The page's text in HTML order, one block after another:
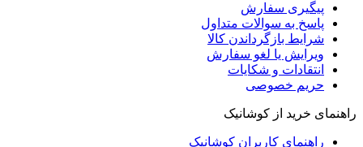
پیگیری سفارش
پاسخ به سوالات متداول
شرایط بازگرداندن کالا
ویرایش یا لغو سفارش
انتقادات و شکایات
حریم خصوصی
راهنمای خرید از کوشانیک
راهنمای کاربران کوشانیک